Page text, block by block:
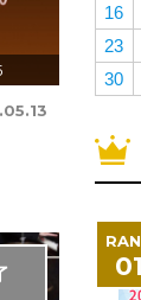
16
23
30